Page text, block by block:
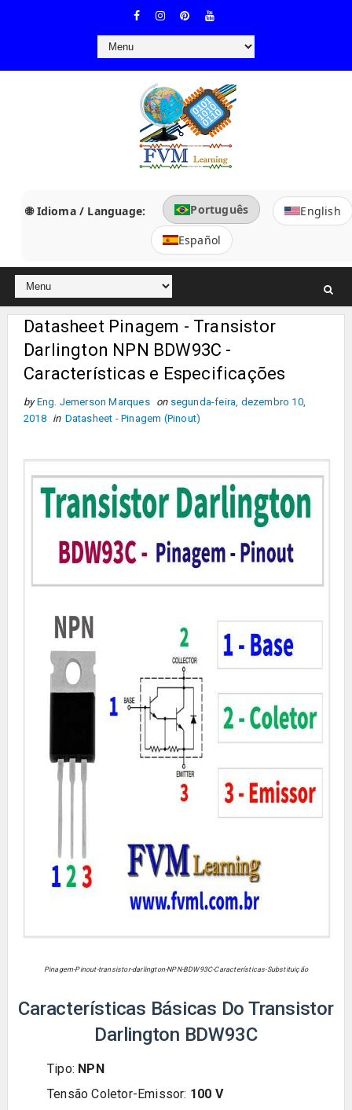
🌐 Idioma / Language: Português
English
Español
Datasheet Pinagem - Transistor
Darlington NPN BDW93C -
Características e Especificações
by Eng. Jemerson Marques on segunda-feira, dezembro 10,
2018
in Datasheet - Pinagem (Pinout)
Pinagem-Pinout-transistor-darlington-NPN-BDW93C-Características-Substituição
Características Básicas Do Transistor
Darlington BDW93C
Tipo: NPN
Tensão Coletor-Emissor: 100 V